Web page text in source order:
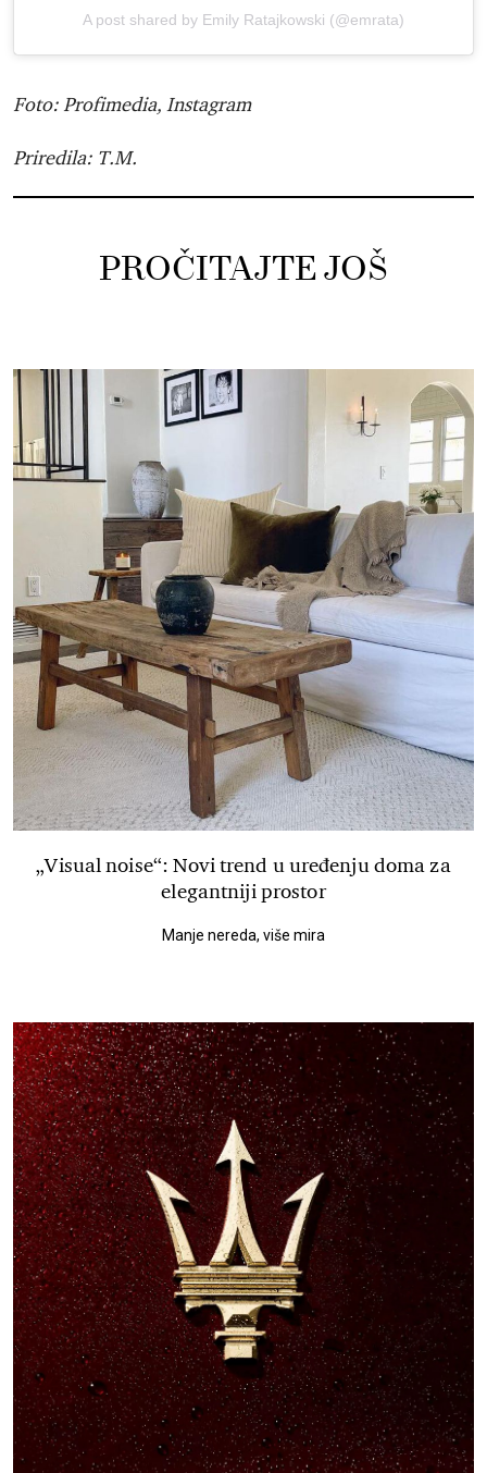
A post shared by Emily Ratajkowski (@emrata)
Foto: Profimedia, Instagram
Priredila: T.M.
PROČITAJTE JOŠ
„Visual noise“: Novi trend u uređenju doma za
elegantniji prostor
Manje nereda, više mira